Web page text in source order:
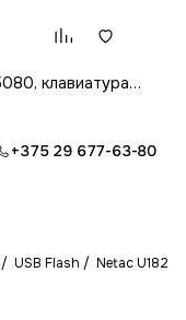
+375 29 677-63-80
USB Flash
Netac U182